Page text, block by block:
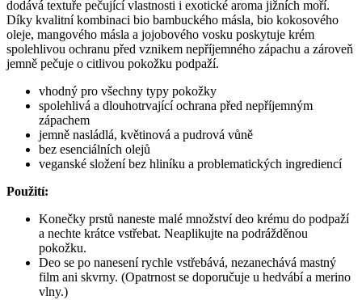
dodává textuře pečující vlastnosti i exotické aroma jižních moří.
Díky kvalitní kombinaci bio bambuckého másla, bio kokosového
oleje, mangového másla a jojobového vosku poskytuje krém
spolehlivou ochranu před vznikem nepříjemného zápachu a zároveň
jemně pečuje o citlivou pokožku podpaží.
vhodný pro všechny typy pokožky
spolehlivá a dlouhotrvající ochrana před nepříjemným
zápachem
jemně nasládlá, květinová a pudrová vůně
bez esenciálních olejů
veganské složení bez hliníku a problematických ingrediencí
Použití:
Konečky prstů naneste malé množství deo krému do podpaží
a nechte krátce vstřebat. Neaplikujte na podrážděnou
pokožku.
Deo se po nanesení rychle vstřebává, nezanechává mastný
film ani skvrny. (Opatrnost se doporučuje u hedvábí a merino
vlny.)